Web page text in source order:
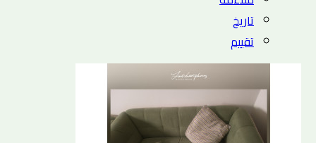
تاريخ
تقييم